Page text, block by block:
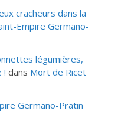
cracheurs dans la
Empire Germano-
légumières,
! dans Mort de Ricet
Germano-Pratin